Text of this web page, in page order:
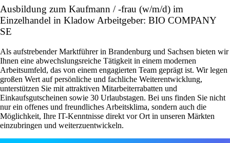
Ausbildung zum Kaufmann / -frau (w/m/d) im
Einzelhandel in Kladow Arbeitgeber: BIO COMPANY
SE
Als aufstrebender Marktführer in Brandenburg und Sachsen bieten wir
Ihnen eine abwechslungsreiche Tätigkeit in einem modernen
Arbeitsumfeld, das von einem engagierten Team geprägt ist. Wir legen
großen Wert auf persönliche und fachliche Weiterentwicklung,
unterstützen Sie mit attraktiven Mitarbeiterrabatten und
Einkaufsgutscheinen sowie 30 Urlaubstagen. Bei uns finden Sie nicht
nur ein offenes und freundliches Arbeitsklima, sondern auch die
Möglichkeit, Ihre IT-Kenntnisse direkt vor Ort in unseren Märkten
einzubringen und weiterzuentwickeln.